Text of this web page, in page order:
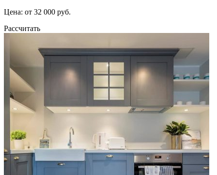
Цена: от 32 000 руб.
Рассчитать